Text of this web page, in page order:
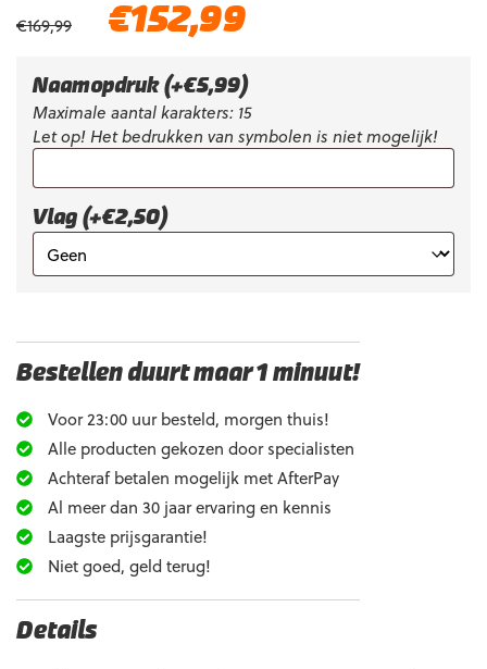
€169,99
Oorspronkelijke
€169,99.
€152,99
€152,99.
Naamopdruk (+€5,99)
Maximale aantal karakters: 15
Let op! Het bedrukken van symbolen is niet mogelijk!
Vlag (+€2,50)
Bestellen duurt maar 1 minuut!
Voor 23:00 uur besteld, morgen thuis!
Alle producten gekozen door specialisten
Achteraf betalen mogelijk met AfterPay
Al meer dan 30 jaar ervaring en kennis
Laagste prijsgarantie!
Niet goed, geld terug!
Details